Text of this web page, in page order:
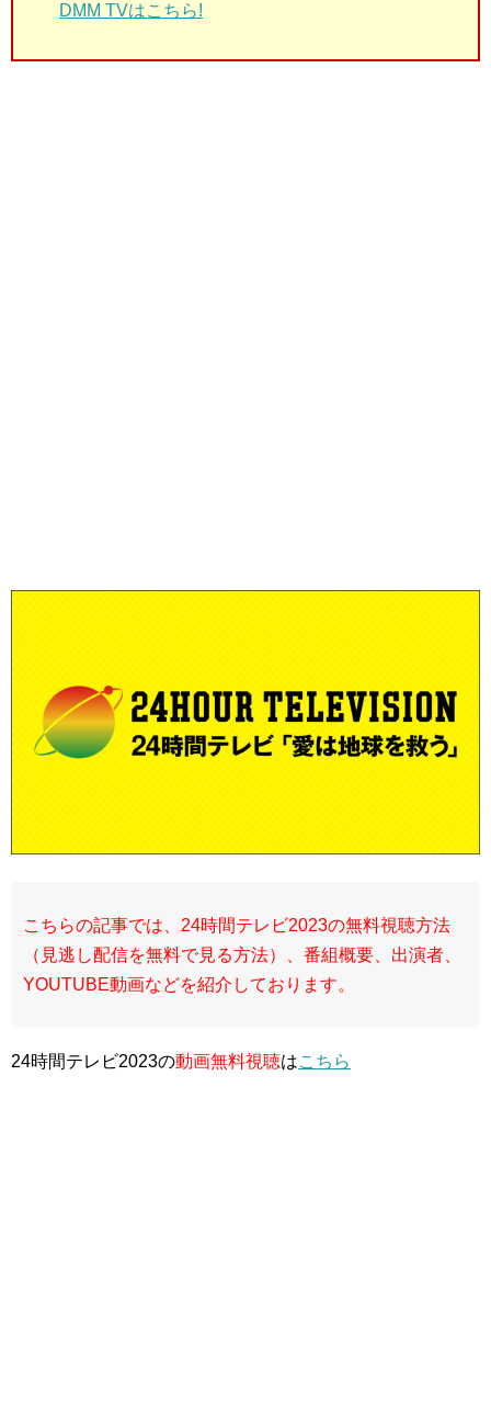
DMM TVはこちら!
こちらの記事では、24時間テレビ2023の無料視聴方法
（見逃し配信を無料で見る方法）、番組概要、出演者、
YOUTUBE動画などを紹介しております。
24時間テレビ2023の動画無料視聴はこちら